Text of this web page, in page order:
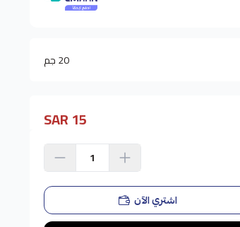
20 جم
15 SAR
اشتري الآن